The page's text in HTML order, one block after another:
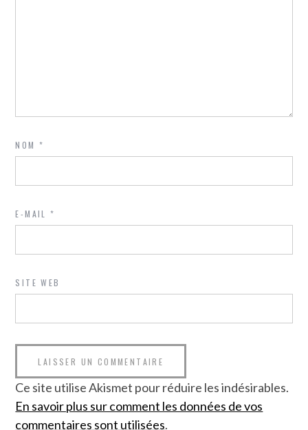
NOM*
E-MAIL*
SITE WEB
Ce site utilise Akismet pour réduire les indésirables.
En savoir plus sur comment les données de vos
commentaires sont utilisées.